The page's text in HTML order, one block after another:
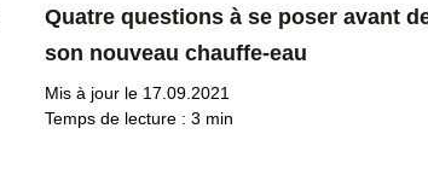
Quatre questions à se poser avant
son nouveau chauffe-eau
Mis à jour le 17.09.2021
Temps de lecture : 3 min